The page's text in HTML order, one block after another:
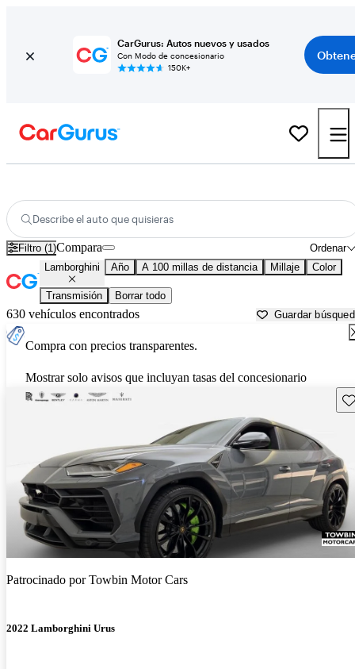
CarGurus: Autos nuevos y usados
Con Modo de concesionario
150K+
Describe el auto que quisieras
Filtro (1) Ordenar
Compara
Lamborghini Año A 100 millas de distancia Millaje Color
Transmisión Borrar todo
630 vehículos encontrados Guardar
Compra con precios transparentes.
Mostrar solo avisos que incluyan tasas del concesionario
Patrocinado porTowbin Motor Cars
2022 Lamborghini Urus